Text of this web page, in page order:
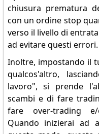
chiusura prematura
con un ordine stop
verso il livello di
ad evitare questi errori.
Inoltre, impostando il
qualcos'altro,
lavoro", si prende
scambi e di fare
fare over-trading
Quando inizierai ad